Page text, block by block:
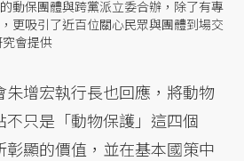
動保團體與跨黨派立委合辦，除了有專
更吸引了近百位關心民眾與團體到場交
會提供
朱增宏執行長也回應，將動物
只是「動物保護」這四個
顯的價值，並在基本國策中